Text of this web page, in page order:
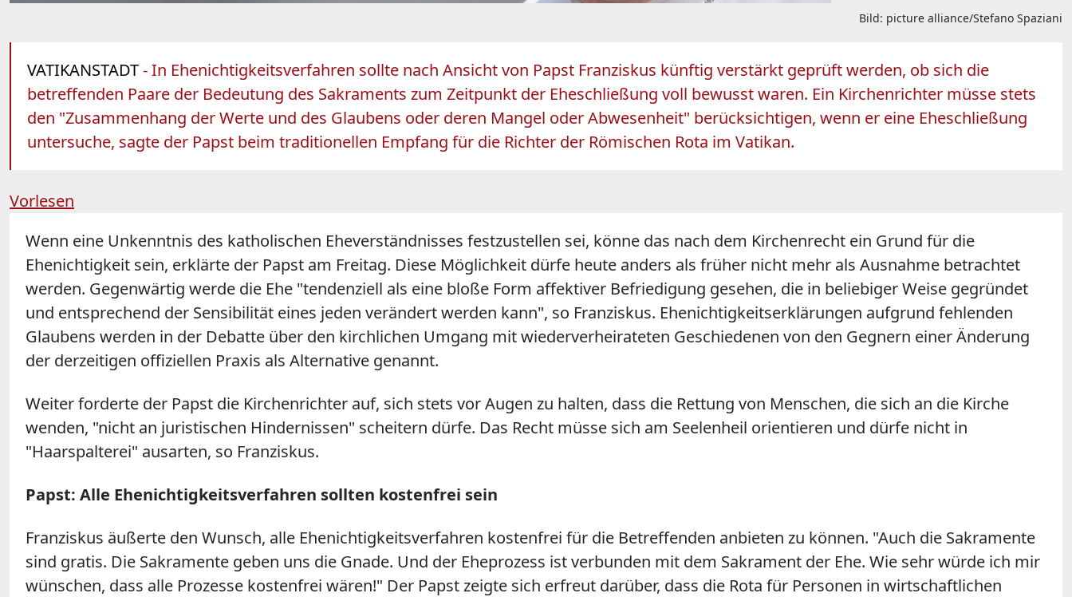
Bild: picture alliance/Stefano Spaziani
VATIKANSTADT- In Ehenichtigkeitsverfahren sollte nach Ansicht von Papst Franziskus künftig verstärkt geprüft werden, ob sich die
betreffenden Paare der Bedeutung des Sakraments zum Zeitpunkt der Eheschließung voll bewusst waren. Ein Kirchenrichter müsse stets
den "Zusammenhang der Werte und des Glaubens oder deren Mangel oder Abwesenheit" berücksichtigen, wenn er eine Eheschließung
untersuche, sagte der Papst beim traditionellen Empfang für die Richter der Römischen Rota im Vatikan.
Vorlesen
Wenn eine Unkenntnis des katholischen Eheverständnisses festzustellen sei, könne das nach dem Kirchenrecht ein Grund für die
Ehenichtigkeit sein, erklärte der Papst am Freitag. Diese Möglichkeit dürfe heute anders als früher nicht mehr als Ausnahme betrachtet
werden. Gegenwärtig werde die Ehe "tendenziell als eine bloße Form affektiver Befriedigung gesehen, die in beliebiger Weise gegründet
und entsprechend der Sensibilität eines jeden verändert werden kann", so Franziskus. Ehenichtigkeitserklärungen aufgrund fehlenden
Glaubens werden in der Debatte über den kirchlichen Umgang mit wiederverheirateten Geschiedenen von den Gegnern einer Änderung
der derzeitigen offiziellen Praxis als Alternative genannt.
Weiter forderte der Papst die Kirchenrichter auf, sich stets vor Augen zu halten, dass die Rettung von Menschen, die sich an die Kirche
wenden, "nicht an juristischen Hindernissen" scheitern dürfe. Das Recht müsse sich am Seelenheil orientieren und dürfe nicht in
"Haarspalterei" ausarten, so Franziskus.
Papst: Alle Ehenichtigkeitsverfahren sollten kostenfrei sein
Franziskus äußerte den Wunsch, alle Ehenichtigkeitsverfahren kostenfrei für die Betreffenden anbieten zu können. "Auch die Sakramente
sind gratis. Die Sakramente geben uns die Gnade. Und der Eheprozess ist verbunden mit dem Sakrament der Ehe. Wie sehr würde ich mir
wünschen, dass alle Prozesse kostenfrei wären!" Der Papst zeigte sich erfreut darüber, dass die Rota für Personen in wirtschaftlichen